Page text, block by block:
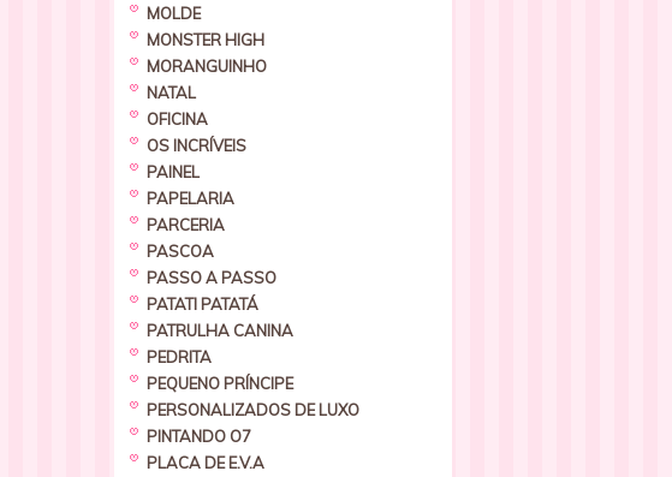
MOLDE
MONSTER HIGH
MORANGUINHO
NATAL
OFICINA
OS INCRÍVEIS
PAINEL
PAPELARIA
PARCERIA
PASCOA
PASSO A PASSO
PATATI PATATÁ
PATRULHA CANINA
PEDRITA
PEQUENO PRÍNCIPE
PERSONALIZADOS DE LUXO
PINTANDO O7
PLACA DE E.V.A